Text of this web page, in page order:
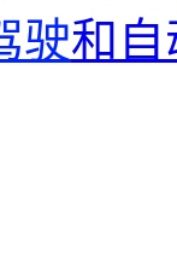
驶和